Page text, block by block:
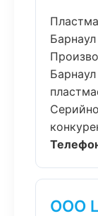
Барнаул
ООО